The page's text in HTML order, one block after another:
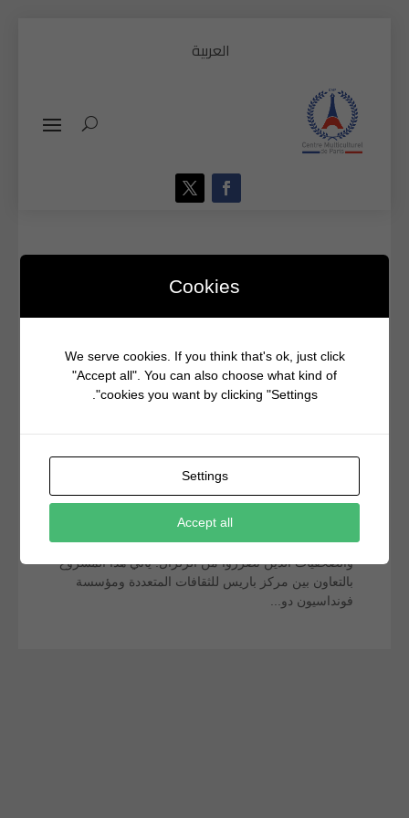
مشروع السكن البيئي المتنقل للصحفيين المتضررين من
الزلزال شمال سوريا
يستفيد من المشروع 25 فرد من العاملين في القطاع
الإعلامي وعائلاتهم باريس انتهت بنجاح المرحلة الأولى من
مشروع السكن المتنقل الصديق للبيئة والخاص بالصحفيين
والصحفيات الذين تضرروا من الزلزال. يأتي هذا المشروع
بالتعاون بين مركز باريس للثقافات المتعددة ومؤسسة
فونداسيون دو...
Cookies
We serve cookies. If you think that's ok, just click
"Accept all". You can also choose what kind of
cookies you want by clicking "Settings".
Settings
Accept all